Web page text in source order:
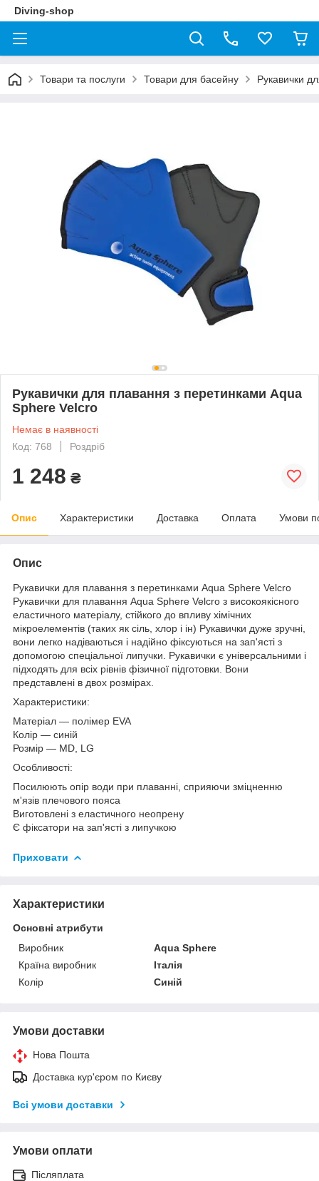
Diving-shop
Товари та послуги Товари для басейну Рукавички
Рукавички для плавання з перетинками Aqua
Sphere Velcro
Немає в наявності
Код: 768
Роздріб
1 248 ₴
Опис Характеристики Доставка Оплата Умови
Опис
Рукавички для плавання з перетинками Aqua Sphere Velcro
Рукавички для плавання Aqua Sphere Velcro з високоякісного
еластичного матеріалу, стійкого до впливу хімічних
мікроелементів (таких як сіль, хлор і ін) Рукавички дуже зручні,
вони легко надіваються і надійно фіксуються на зап'ясті з
допомогою спеціальної липучки. Рукавички є універсальними і
підходять для всіх рівнів фізичної підготовки. Вони
представлені в двох розмірах.
Характеристики:
Матеріал ― полімер EVA
Колір ― синій
Розмір ― MD, LG
Особливості:
Посилюють опір води при плаванні, сприяючи зміцненню
м'язів плечового пояса
Виготовлені з еластичного неопрену
Є фіксатори на зап'ясті з липучкою
Приховати
Характеристики
Основні атрибути
Виробник
Aqua Sphere
Країна виробник
Італія
Колір
Синій
Умови доставки
Нова Пошта
Доставка кур'єром по Києву
Всі умови доставки
Умови оплати
Післяплата